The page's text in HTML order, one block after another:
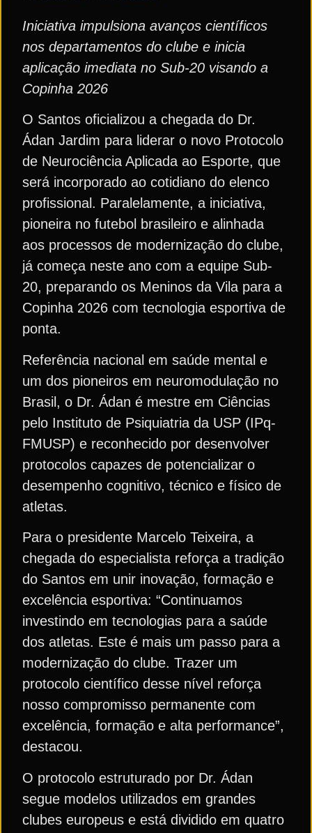
Iniciativa impulsiona avanços científicos
nos departamentos do clube e inicia
aplicação imediata no Sub-20 visando a
Copinha 2026
O Santos oficializou a chegada do Dr.
Ádan Jardim para liderar o novo Protocolo
de Neurociência Aplicada ao Esporte, que
será incorporado ao cotidiano do elenco
profissional. Paralelamente, a iniciativa,
pioneira no futebol brasileiro e alinhada
aos processos de modernização do clube,
já começa neste ano com a equipe Sub-
20, preparando os Meninos da Vila para a
Copinha 2026 com tecnologia esportiva de
ponta.
Referência nacional em saúde mental e
um dos pioneiros em neuromodulação no
Brasil, o Dr. Ádan é mestre em Ciências
pelo Instituto de Psiquiatria da USP (IPq-
FMUSP) e reconhecido por desenvolver
protocolos capazes de potencializar o
desempenho cognitivo, técnico e físico de
atletas.
Para o presidente Marcelo Teixeira, a
chegada do especialista reforça a tradição
do Santos em unir inovação, formação e
excelência esportiva: “Continuamos
investindo em tecnologias para a saúde
dos atletas. Este é mais um passo para a
modernização do clube. Trazer um
protocolo científico desse nível reforça
nosso compromisso permanente com
excelência, formação e alta performance”,
destacou.
O protocolo estruturado por Dr. Ádan
segue modelos utilizados em grandes
clubes europeus e está dividido em quatro